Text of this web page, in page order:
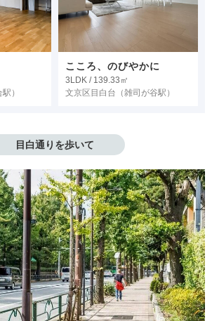
）
こころ、のびやかに
3LDK / 139.33㎡
文京区目白台 （雑司が谷駅）
目白通りを歩いて